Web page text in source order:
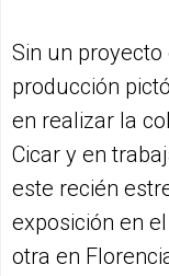
Sin un
producción
en realizar la
Cicar y en
este recién
exposición en
otra en